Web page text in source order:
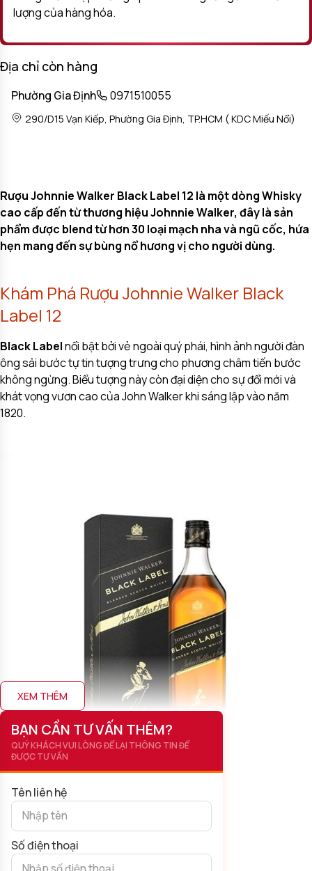
lượng của hàng hóa.
Địa chỉ còn hàng
Phường Gia Định 0971510055
290/D15 Vạn Kiếp, Phường Gia Định, TP.HCM ( KDC Miếu Nổi)
Rượu Johnnie Walker Black Label 12 là một dòng Whisky
cao cấp đến từ thương hiệu Johnnie Walker, đây là sản
phẩm được blend từ hơn 30 loại mạch nha và ngũ cốc, hứa
hẹn mang đến sự bùng nổ hương vị cho người dùng.
Khám Phá Rượu Johnnie Walker Black
Label 12
Black Labelnổi bật bởi vẻ ngoài quý phái, hình ảnh người đàn
ông sải bước tự tin tượng trưng cho phương châm tiến bước
không ngừng. Biểu tượng này còn đại diện cho sự đổi mới và
khát vọng vươn cao của John Walker khi sáng lập vào năm
1820.
Johnnie Walker Black Label 12
XEM THÊM
BẠN CẦN TƯ VẤN THÊM?
QUÝ KHÁCH VUI LÒNG ĐỂ LẠI THÔNG TIN ĐỂ
ĐƯỢC TƯ VẤN
Tên liên hệ
Số điện thoại